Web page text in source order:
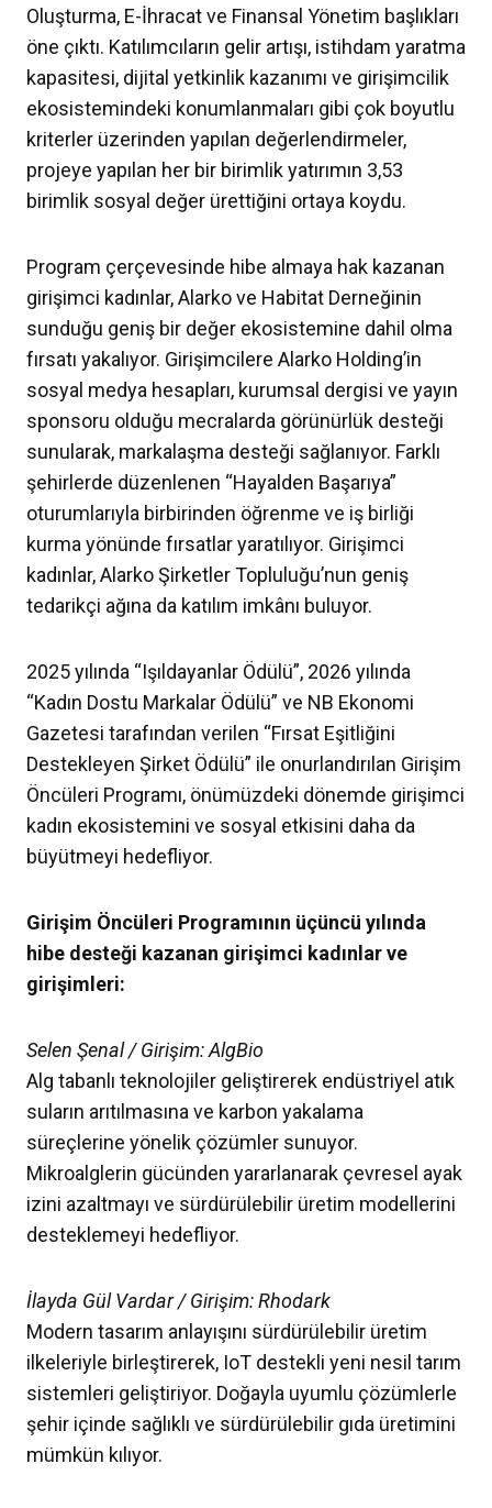
Oluşturma, E-İhracat ve Finansal Yönetim başlıkları
öne çıktı. Katılımcıların gelir artışı, istihdam yaratma
kapasitesi, dijital yetkinlik kazanımı ve girişimcilik
ekosistemindeki konumlanmaları gibi çok boyutlu
kriterler üzerinden yapılan değerlendirmeler,
projeye yapılan her bir birimlik yatırımın 3,53
birimlik sosyal değer ürettiğini ortaya koydu.
Program çerçevesinde hibe almaya hak kazanan
girişimci kadınlar, Alarko ve Habitat Derneğinin
sunduğu geniş bir değer ekosistemine dahil olma
fırsatı yakalıyor. Girişimcilere Alarko Holding’in
sosyal medya hesapları, kurumsal dergisi ve yayın
sponsoru olduğu mecralarda görünürlük desteği
sunularak, markalaşma desteği sağlanıyor. Farklı
şehirlerde düzenlenen “Hayalden Başarıya”
oturumlarıyla birbirinden öğrenme ve iş birliği
kurma yönünde fırsatlar yaratılıyor. Girişimci
kadınlar, Alarko Şirketler Topluluğu’nun geniş
tedarikçi ağına da katılım imkânı buluyor.
2025 yılında “Işıldayanlar Ödülü”, 2026 yılında
“Kadın Dostu Markalar Ödülü” ve NB Ekonomi
Gazetesi tarafından verilen “Fırsat Eşitliğini
Destekleyen Şirket Ödülü” ile onurlandırılan Girişim
Öncüleri Programı, önümüzdeki dönemde girişimci
kadın ekosistemini ve sosyal etkisini daha da
büyütmeyi hedefliyor.
Girişim Öncüleri Programının üçüncü yılında
hibe desteği kazanan girişimci kadınlar ve
girişimleri:
Selen Şenal / Girişim: AlgBio
Alg tabanlı teknolojiler geliştirerek endüstriyel atık
suların arıtılmasına ve karbon yakalama
süreçlerine yönelik çözümler sunuyor.
Mikroalglerin gücünden yararlanarak çevresel ayak
izini azaltmayı ve sürdürülebilir üretim modellerini
desteklemeyi hedefliyor.
İlayda Gül Vardar / Girişim: Rhodark
Modern tasarım anlayışını sürdürülebilir üretim
ilkeleriyle birleştirerek, IoT destekli yeni nesil tarım
sistemleri geliştiriyor. Doğayla uyumlu çözümlerle
şehir içinde sağlıklı ve sürdürülebilir gıda üretimini
mümkün kılıyor.